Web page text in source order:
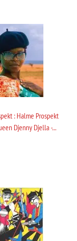
: Halme Prospekt
Djenny Djella -...